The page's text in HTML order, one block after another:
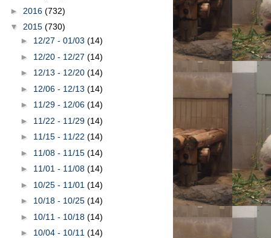
► 2016 (732)
▼ 2015 (730)
► 12/27 - 01/03 (14)
► 12/20 - 12/27 (14)
► 12/13 - 12/20 (14)
► 12/06 - 12/13 (14)
► 11/29 - 12/06 (14)
► 11/22 - 11/29 (14)
► 11/15 - 11/22 (14)
► 11/08 - 11/15 (14)
► 11/01 - 11/08 (14)
► 10/25 - 11/01 (14)
► 10/18 - 10/25 (14)
► 10/11 - 10/18 (14)
► 10/04 - 10/11 (14)